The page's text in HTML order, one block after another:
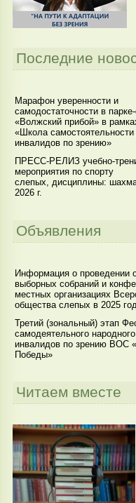
Последние
Марафон уверенности и
самодостаточности в
«Волжский прибой» в
«Школа
инвалидов по зрению»
ПРЕСС-РЕЛИЗ учебно-
мероприятия по спорту
слепых, дисциплины:
2026 г.
Объявления
Информация о проведении
выборных собраний и
местных организациях
общества слепых в 2025
Третий (зональный) этап
самодеятельного
инвалидов по зрению ВОС
Победы»
Читаем вместе